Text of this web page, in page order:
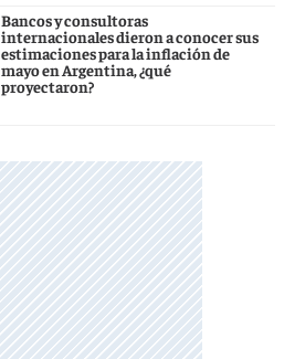
Bancos y consultoras
internacionales dieron a conocer sus
estimaciones para la inflación de
mayo en Argentina, ¿qué
proyectaron?